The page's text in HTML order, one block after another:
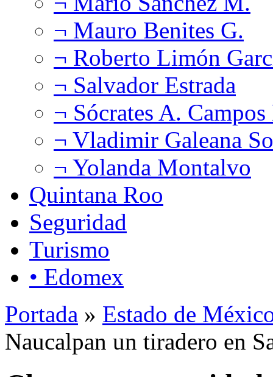
¬ Mauro Benites G.
¬ Roberto Limón
¬ Salvador Estrada
¬ Sócrates A.
¬ Vladimir Galeana
¬ Yolanda Montalvo
Quintana Roo
Seguridad
Turismo
• Edomex
Portada » Estado de
Naucalpan un tiradero en